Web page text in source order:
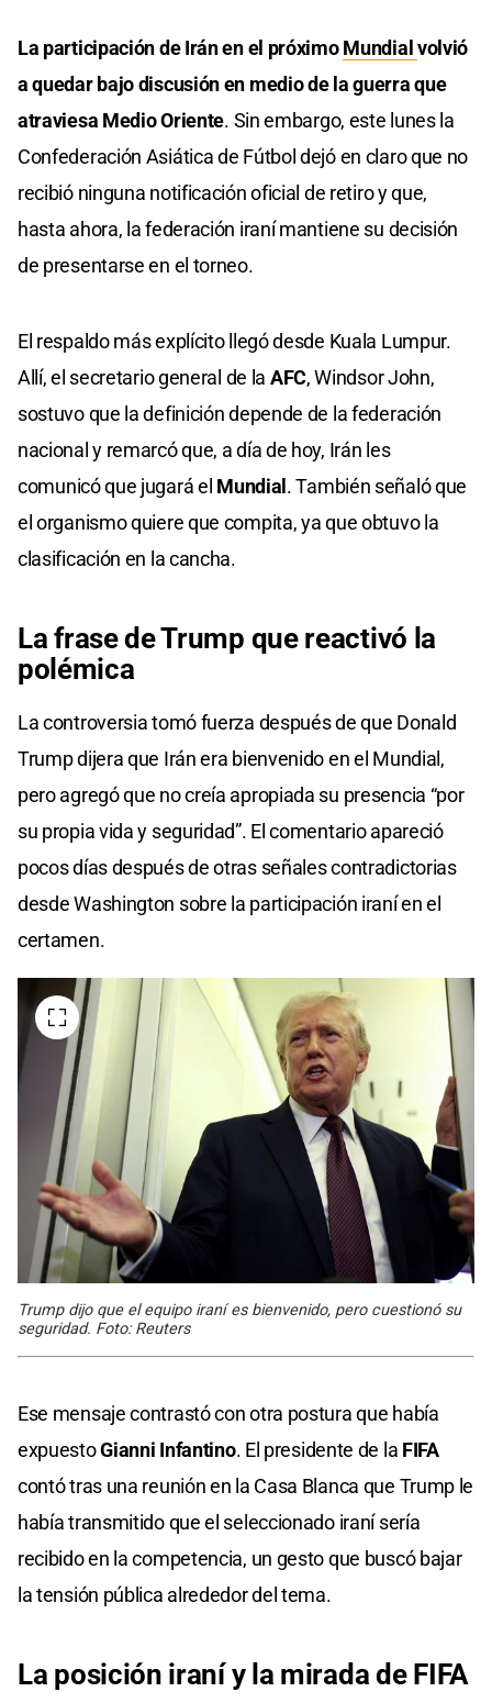
La participación de Irán en el próximoMundial volvió
a quedar bajo discusión en medio de la guerra que
atraviesa Medio Oriente. Sin embargo, este lunes la
Confederación Asiática de Fútbol dejó en claro que no
recibió ninguna notificación oficial de retiro y que,
hasta ahora, la federación iraní mantiene su decisión
de presentarse en el torneo.
El respaldo más explícito llegó desde Kuala Lumpur.
Allí, el secretario general de la AFC, Windsor John,
sostuvo que la definición depende de la federación
nacional y remarcó que, a día de hoy, Irán les
comunicó que jugará el Mundial . También señaló que
el organismo quiere que compita, ya que obtuvo la
clasificación en la cancha.
La frase de Trump que reactivó la
polémica
La controversia tomó fuerza después de que Donald
Trump dijera que Irán era bienvenido en el Mundial,
pero agregó que no creía apropiada su presencia “por
su propia vida y seguridad”. El comentario apareció
pocos días después de otras señales contradictorias
desde Washington sobre la participación iraní en el
certamen.
Trump dijo que el equipo iraní es bienvenido, pero cuestionó su
seguridad. Foto: Reuters
Ese mensaje contrastó con otra postura que había
expuestoGianni Infantino. El presidente de la FIFA
contó tras una reunión en la Casa Blanca que Trump le
había transmitido que el seleccionado iraní sería
recibido en la competencia, un gesto que buscó bajar
la tensión pública alrededor del tema.
La posición iraní y la mirada de FIFA